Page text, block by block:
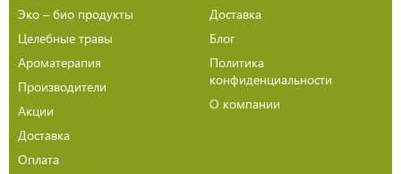
Эко – био продукты
Целебные травы
Ароматерапия
Производители
Акции
Доставка
Оплата
Доставка
Блог
Политика
конфиденциальности
О компании